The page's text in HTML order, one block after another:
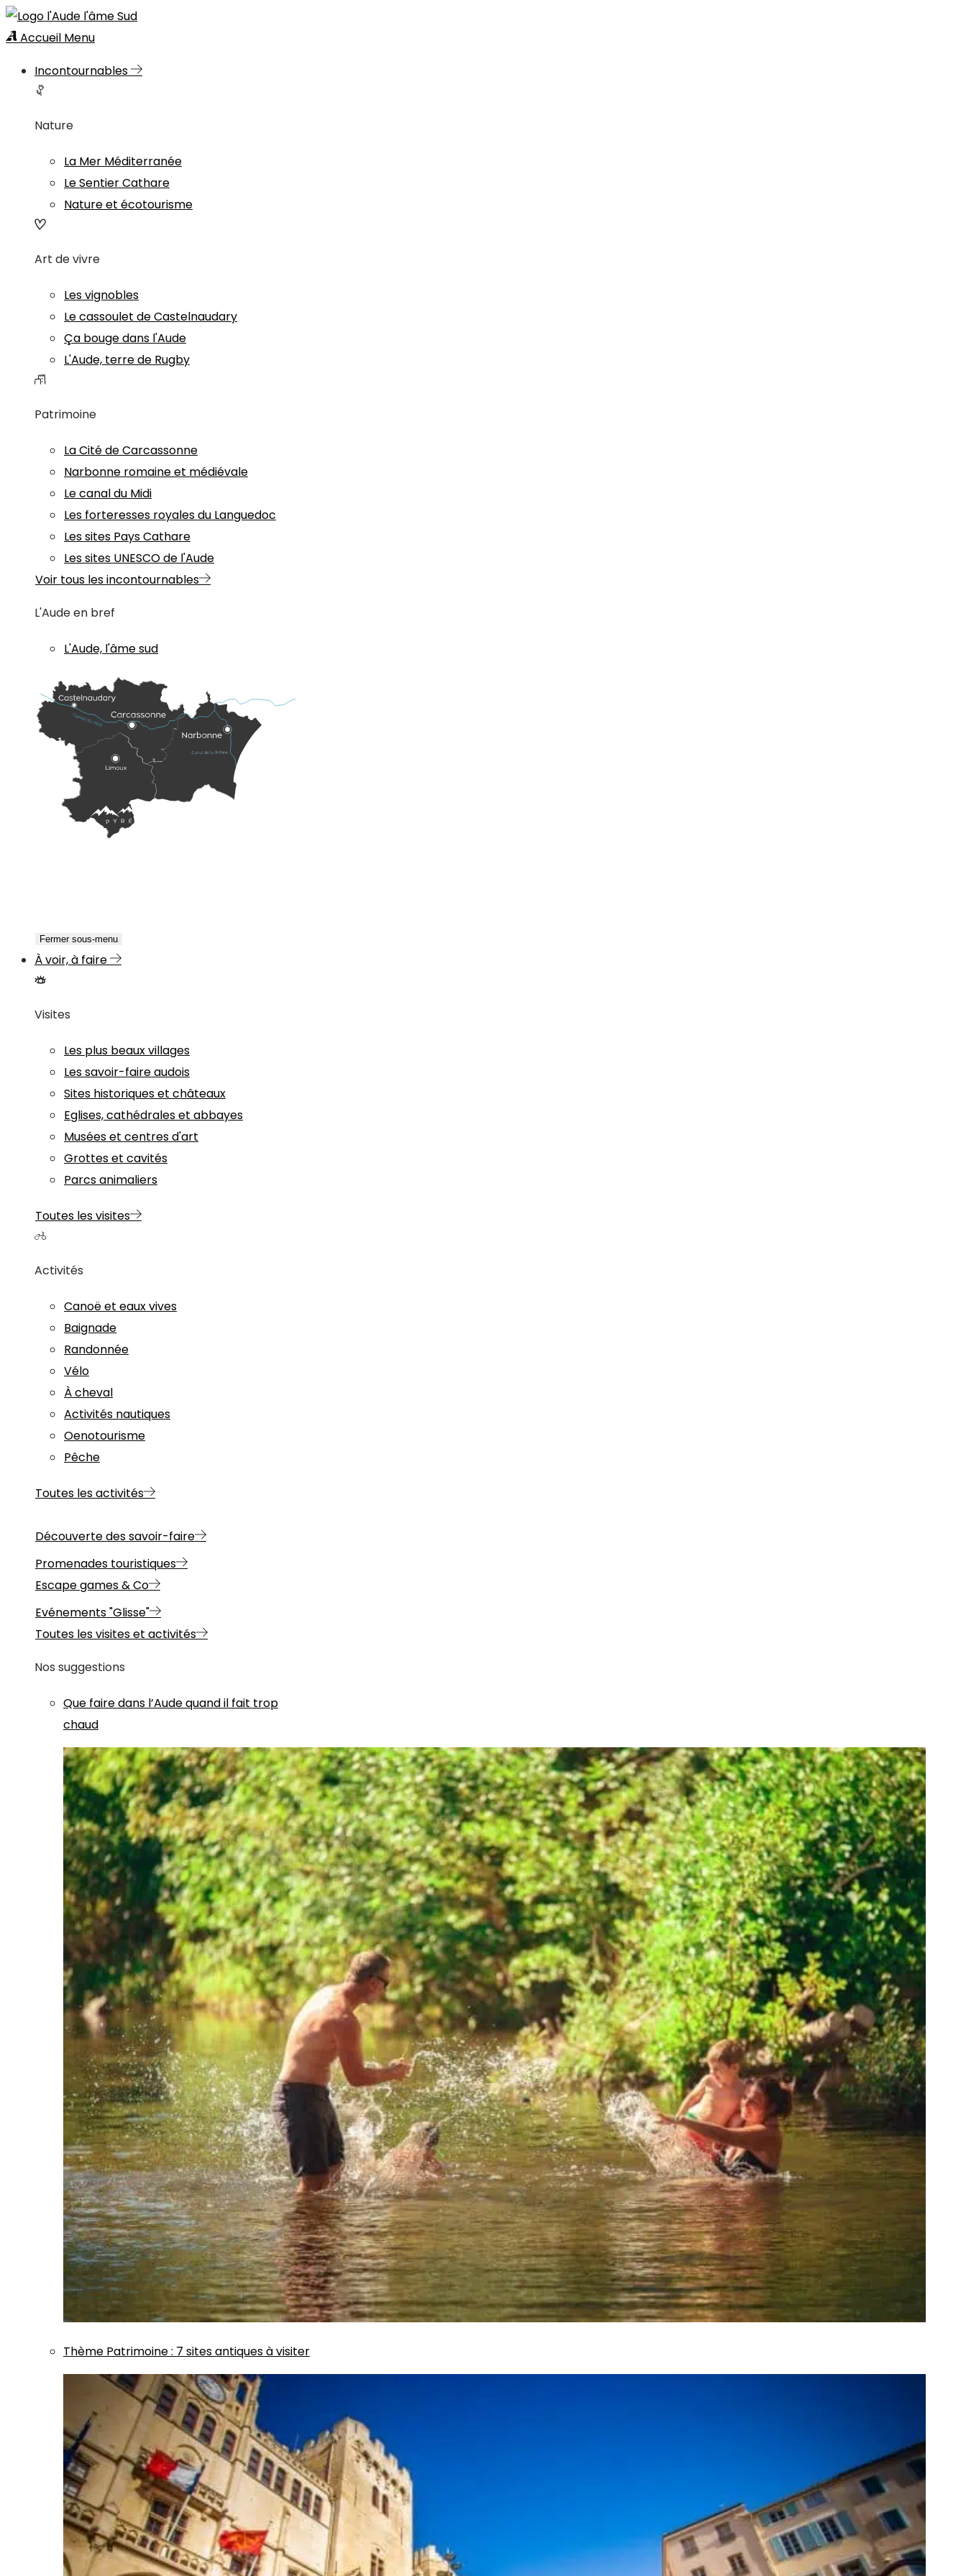
Accueil Menu
Incontournables
Nature
La Mer Méditerranée
Le Sentier Cathare
Nature et écotourisme
Art de vivre
Les vignobles
Le cassoulet de Castelnaudary
Ça bouge dans l'Aude
L'Aude, terre de Rugby
Patrimoine
La Cité de Carcassonne
Narbonne romaine et médiévale
Le canal du Midi
Les forteresses royales du Languedoc
Les sites Pays Cathare
Les sites UNESCO de l'Aude
Voir tous les incontournables
L'Aude en bref
L'Aude, l'âme sud
Fermer sous-menu
À voir, à faire
Visites
Les plus beaux villages
Les savoir-faire audois
Sites historiques et châteaux
Eglises, cathédrales et abbayes
Musées et centres d'art
Grottes et cavités
Parcs animaliers
Toutes les visites
Activités
Canoë et eaux vives
Baignade
Randonnée
Vélo
À cheval
Activités nautiques
Oenotourisme
Pêche
Toutes les activités
Découverte des savoir-faire
Promenades touristiques
Escape games & Co
Evénements "Glisse"
Toutes les visites et activités
Nos suggestions
Que faire dans l’Aude quand il fait trop
chaud
Thème Patrimoine: 7 sites antiques à visiter